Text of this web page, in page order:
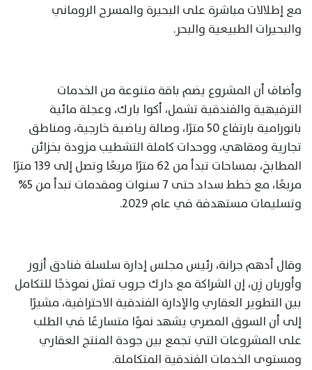
مع إطلالات مباشرة على البحيرة والمسرح الروماني
والبحيرات الطبيعية والبحر.
وأضاف أن المشروع يضم باقة متنوعة من الخدمات
الترفيهية والفندقية تشمل، أكوا بارك، وعجلة مائية
بانورامية بارتفاع 50 مترًا، وصالة رياضية خارجية، ومناطق
تجارية ومقاهي، ووحدات كاملة التشطيب مزودة بخزائن
المطابخ، بمساحات تبدأ من 62 مترًا مربعًا وتصل إلى 139 مترًا
مربعًا، مع خطط سداد حتى 7 سنوات ومقدمات تبدأ من 5%
وتسليمات مستهدفة في عام 2029.
وقال أدهم جرانة، رئيس مجلس إدارة سلسلة فنادق أزور
وأوربان زِن، إن الشراكة مع دارك جروب تمثل نموذجًا للتكامل
بين التطوير العقاري والإدارة الفندقية الاحترافية، مشيرًا
إلى أن السوق المصري يشهد نموًا متسارعًا في الطلب
على المشروعات التي تجمع بين جودة المنتج العقاري
ومستوى الخدمات الفندقية المتكاملة.